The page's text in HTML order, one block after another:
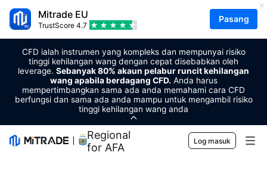
Mitrade EU
TrustScore 4.7
Pasang
CFD ialah instrumen yang kompleks dan mempunyai risiko
tinggi kehilangan wang dengan cepat disebabkan oleh
leverage. Sebanyak 80% akaun pelabur runcit kehilangan
wang apabila berdagang CFD. Anda harus
mempertimbangkan sama ada anda memahami cara CFD
berfungsi dan sama ada anda mampu untuk mengambil risiko
tinggi kehilangan wang anda
Regional Sponsor
for AFA
Log masuk